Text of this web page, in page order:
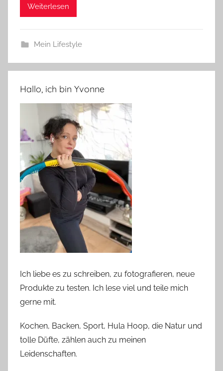
Weiterlesen
Mein Lifestyle
Hallo, ich bin Yvonne
Ich liebe es zu schreiben, zu fotografieren, neue
Produkte zu testen. Ich lese viel und teile mich
gerne mit.
Kochen, Backen, Sport, Hula Hoop, die Natur und
tolle Düfte, zählen auch zu meinen
Leidenschaften.